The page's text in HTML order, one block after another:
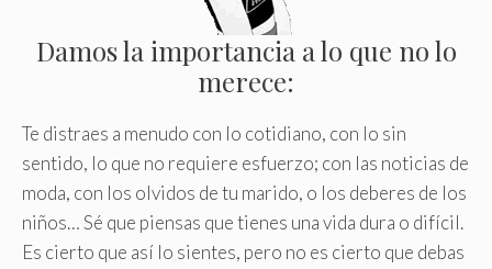
Damos la importancia a lo que no lo
merece:
Te distraes a menudo con lo cotidiano, con lo sin
sentido, lo que no requiere esfuerzo; con las noticias de
moda, con los olvidos de tu marido, o los deberes de los
niños… Sé que piensas que tienes una vida dura o difícil.
Es cierto que así lo sientes, pero no es cierto que debas